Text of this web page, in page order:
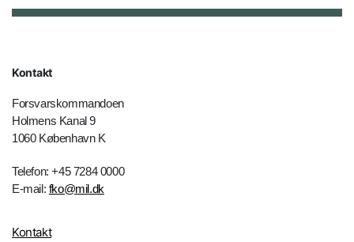
Kontakt
Forsvarskommandoen
Holmens Kanal 9
1060 København K
Telefon: +45 7284 0000
E-mail: fko@mil.dk
Kontakt